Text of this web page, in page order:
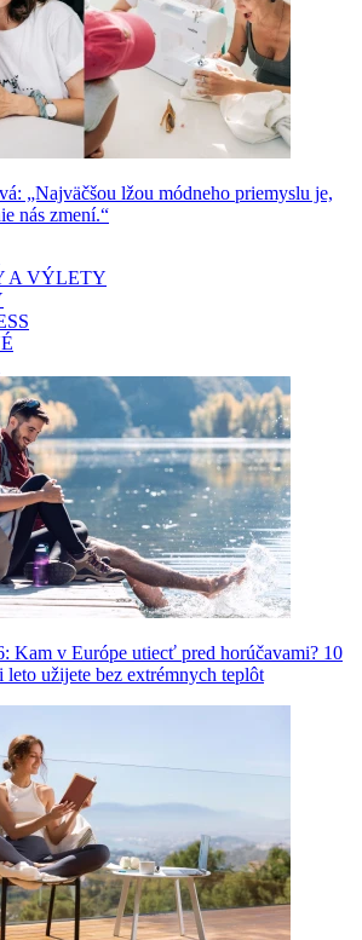
„Najväčšou lžou módneho priemyslu je,
nás zmení.“
A VÝLETY
Kam v Európe utiecť pred horúčavami? 10
leto užijete bez extrémnych teplôt